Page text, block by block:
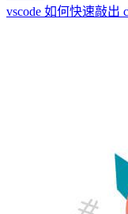
vscode 如何快速敲出